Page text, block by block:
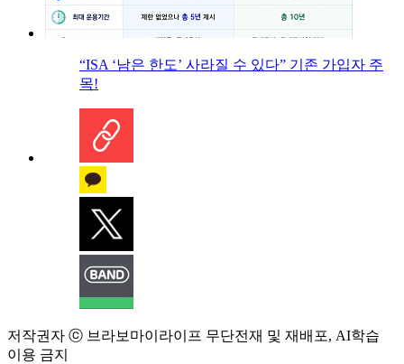
“ISA ‘남은 한도’ 사라질 수 있다” 기존 가입자 주
목!
저작권자 ⓒ 브라보마이라이프 무단전재 및 재배포, AI학습
이용 금지